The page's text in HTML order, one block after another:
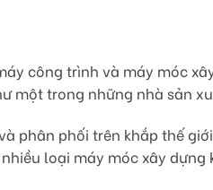
công trình và máy móc
một trong những nhà sản
phân phối trên khắp thế
loại máy móc xây